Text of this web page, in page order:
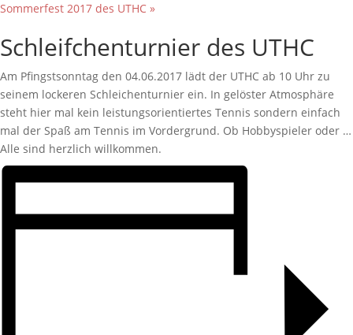
Sommerfest 2017 des UTHC »
Schleifchenturnier des UTHC
Am Pfingstsonntag den 04.06.2017 lädt der UTHC ab 10 Uhr zu
seinem lockeren Schleichenturnier ein. In gelöster Atmosphäre
steht hier mal kein leistungsorientiertes Tennis sondern einfach
mal der Spaß am Tennis im Vordergrund. Ob Hobbyspieler oder …
Alle sind herzlich willkommen.